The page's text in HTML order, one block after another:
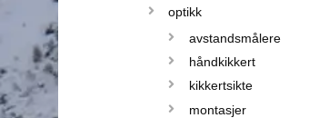
optikk
avstandsmålere
håndkikkert
kikkertsikte
montasjer